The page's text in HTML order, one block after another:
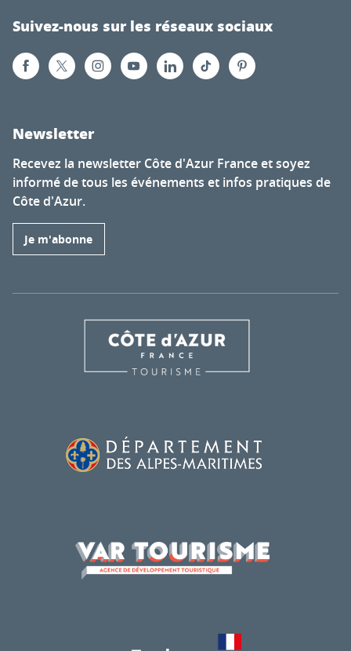
Suivez-nous sur les réseaux sociaux
Newsletter
Recevez la newsletter Côte d'Azur France et soyez
informé de tous les événements et infos pratiques de
Côte d'Azur.
Je m'abonne